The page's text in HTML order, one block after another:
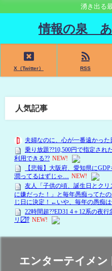
湧き出る
情報の泉
X（Twitter） RSS
人気記事
エンターテイメン